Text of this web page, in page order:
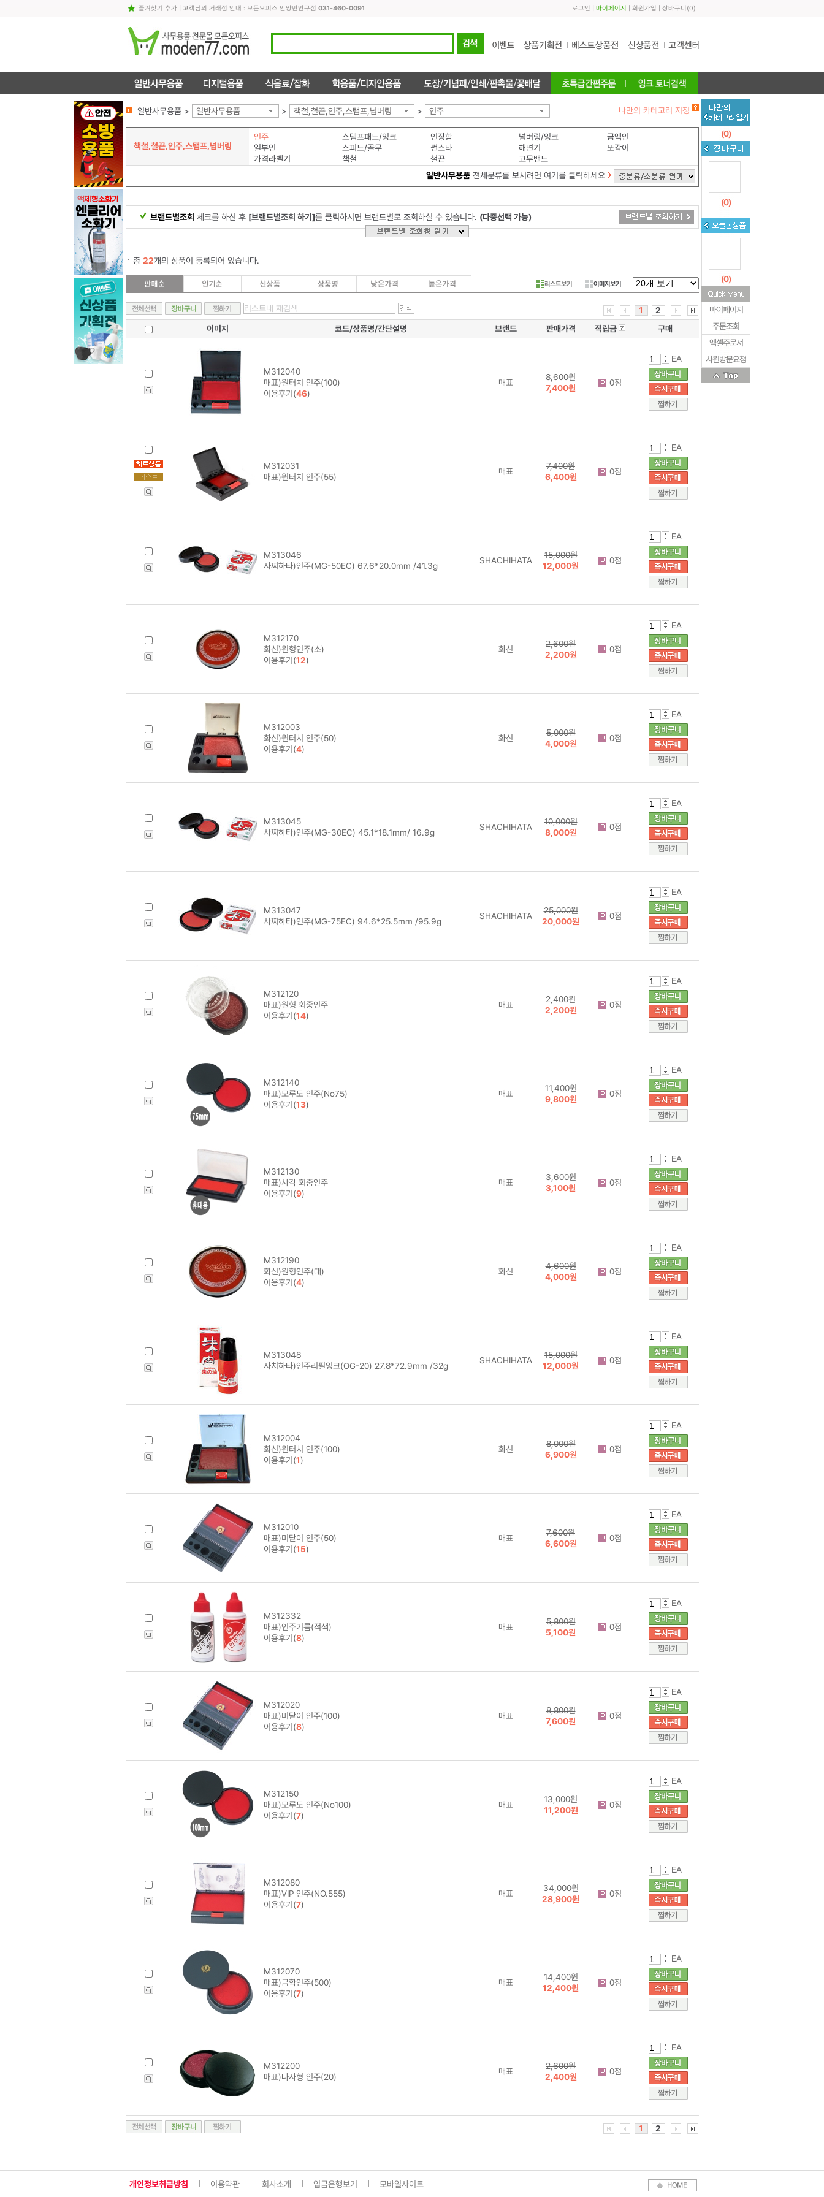
즐겨찾기 추가| 고객님의 거래점 안내 : 모든오피스 안양만안구점 031-460-0091 로그인 마이페이지 회원가입 장바구니 (0)
일반사무용품 > 일반사무용품 > 책철,철끈,인주,스탬프,넘버링 > 인주 나만의 카테고리 지정
책철,철끈,인주,스탬프,넘버링
인주 스탬프패드/잉크 인장함 넘버링/잉크
금액인
일부인
스피드/골무 썬스타 해면기
또각이
가격라벨기
책철 철끈
고무밴드
일반사무용품전체분류를 보시려면 여기를 클릭하세요
브랜드별조회 체크를 하신 후 [브랜드별조회 하기]를 클릭하시면 브랜드별로 조회하실 수 있습니다. (다중선택 가능)
총 22개의 상품이 등록되어 있습니다.
리스트보기 이미지보기
1
2
이미지
코드/상품명/간단설명 브랜드 판매가격 적립금 구매
M312040
매표)원터치 인주(100)
이용후기(46)
매표
8,600원
7,400원
0점
EA
M312031
매표)원터치 인주(55)
매표
7,400원
6,400원
0점
EA
M313046
사찌하타)인주(MG-50EC) 67.6*20.0mm /41.3g
SHACHIHATA
15,000원
12,000원
0점
EA
M312170
화신)원형인주(소)
이용후기(12)
화신
2,600원
2,200원
0점
EA
M312003
화신)원터치 인주(50)
이용후기(4)
화신
5,000원
4,000원
0점
EA
M313045
사찌하타)인주(MG-30EC) 45.1*18.1mm/ 16.9g
SHACHIHATA
10,000원
8,000원
0점
EA
M313047
사찌하타)인주(MG-75EC) 94.6*25.5mm /95.9g
SHACHIHATA
25,000원
20,000원
0점
EA
M312120
매표)원형 회중인주
이용후기(14)
매표
2,400원
2,200원
0점
EA
M312140
매표)모루도 인주(No75)
이용후기(13)
매표
11,400원
9,800원
0점
EA
M312130
매표)사각 회중인주
이용후기(9)
매표
3,600원
3,100원
0점
EA
M312190
화신)원형인주(대)
이용후기(4)
화신
4,600원
4,000원
0점
EA
M313048
사치하타)인주리필잉크(OG-20) 27.8*72.9mm /32g
SHACHIHATA
15,000원
12,000원
0점
EA
M312004
화신)원터치 인주(100)
이용후기(1)
화신
8,000원
6,900원
0점
EA
M312010
매표)미닫이 인주(50)
이용후기(15)
매표
7,600원
6,600원
0점
EA
M312332
매표)인주기름(적색)
이용후기(8)
매표
5,800원
5,100원
0점
EA
M312020
매표)미닫이 인주(100)
이용후기(8)
매표
8,800원
7,600원
0점
EA
M312150
매표)모루도 인주(No100)
이용후기(7)
매표
13,000원
11,200원
0점
EA
M312080
매표)VIP 인주(NO.555)
이용후기(7)
매표
34,000원
28,900원
0점
EA
M312070
매표)금학인주(500)
이용후기(7)
매표
14,400원
12,400원
0점
EA
M312200
매표)나사형 인주(20)
매표
2,600원
2,400원
0점
EA
1 2
(0)
(0)
(0)
마이페이지
주문조회
엑셀주문서
사원방문요청
개인정보취급방침 이용약관 회사소개 입금은행보기 모바일사이트